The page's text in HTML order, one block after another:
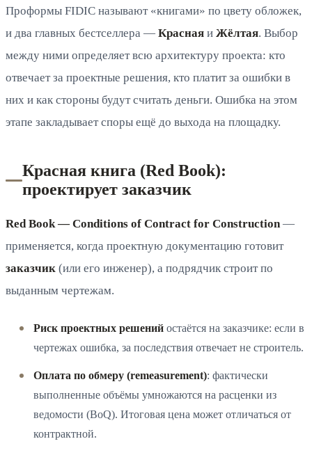
Проформы FIDIC называют «книгами» по цвету обложек,
и два главных бестселлера — Красная и Жёлтая. Выбор
между ними определяет всю архитектуру проекта: кто
отвечает за проектные решения, кто платит за ошибки в
них и как стороны будут считать деньги. Ошибка на этом
этапе закладывает споры ещё до выхода на площадку.
Красная книга (Red Book):
проектирует заказчик
Red Book — Conditions of Contract for Construction—
применяется, когда проектную документацию готовит
заказчик (или его инженер), а подрядчик строит по
выданным чертежам.
Риск проектных решений остаётся на заказчике: если в
чертежах ошибка, за последствия отвечает не строитель.
Оплата по обмеру (remeasurement): фактически
выполненные объёмы умножаются на расценки из
ведомости (BoQ). Итоговая цена может отличаться от
контрактной.